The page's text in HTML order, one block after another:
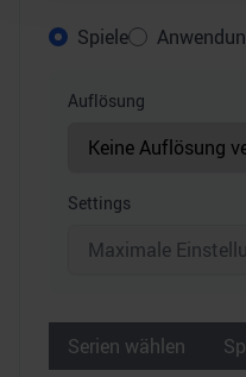
personalisieren,
analysieren. Außerdem
soziale Medien, Werbung
weiteren Daten
haben oder die sie im
Spiele
Auflösung
Settings
Serien wählen